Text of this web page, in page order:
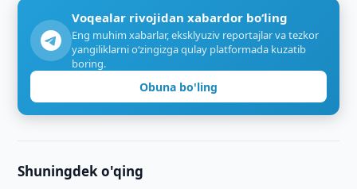
Voqealar rivojidan xabardor bo‘ling
Eng muhim xabarlar, eksklyuziv reportajlar va tezkor
yangiliklarni o‘zingizga qulay platformada kuzatib
boring.
Obuna bo'ling
Shuningdek o'qing